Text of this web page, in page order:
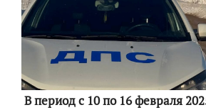
В период с 10 по 16 февраля